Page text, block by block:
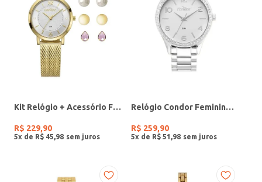
Kit Relógio + Acessório Feminino DOURADO
R$ 229,90
5x de R$ 45 98
Relógio Condor Feminino PRATA
R$ 259,90
5x de R$ 51 98